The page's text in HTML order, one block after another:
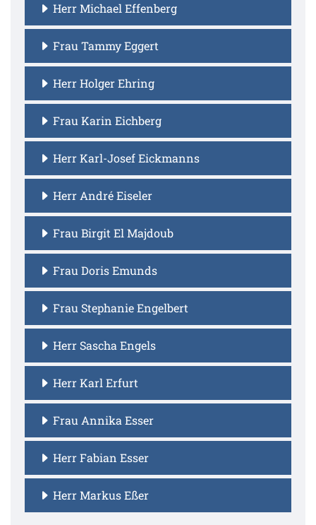
Herr Michael Effenberg
Frau Tammy Eggert
Herr Holger Ehring
Frau Karin Eichberg
Herr Karl-Josef Eickmanns
Herr André Eiseler
Frau Birgit El Majdoub
Frau Doris Emunds
Frau Stephanie Engelbert
Herr Sascha Engels
Herr Karl Erfurt
Frau Annika Esser
Herr Fabian Esser
Herr Markus Eßer